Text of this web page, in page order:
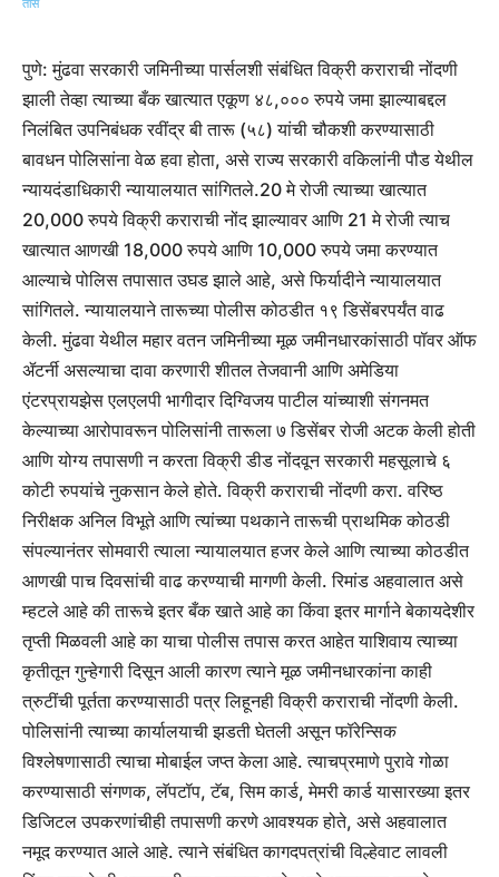
पुणे: मुंढवा सरकारी जमिनीच्या पार्सलशी संबंधित विक्री कराराची नोंदणी
झाली तेव्हा त्याच्या बँक खात्यात एकूण ४८,००० रुपये जमा झाल्याबद्दल
निलंबित उपनिबंधक रवींद्र बी तारू (५८) यांची चौकशी करण्यासाठी
बावधन पोलिसांना वेळ हवा होता, असे राज्य सरकारी वकिलांनी पौड येथील
न्यायदंडाधिकारी न्यायालयात सांगितले.20 मे रोजी त्याच्या खात्यात
20,000 रुपये विक्री कराराची नोंद झाल्यावर आणि 21 मे रोजी त्याच
खात्यात आणखी 18,000 रुपये आणि 10,000 रुपये जमा करण्यात
आल्याचे पोलिस तपासात उघड झाले आहे, असे फिर्यादीने न्यायालयात
सांगितले. न्यायालयाने तारूच्या पोलीस कोठडीत १९ डिसेंबरपर्यंत वाढ
केली.मुंढवा येथील महार वतन जमिनीच्या मूळ जमीनधारकांसाठी पॉवर ऑफ
ॲटर्नी असल्याचा दावा करणारी शीतल तेजवानी आणि अमेडिया
एंटरप्रायझेस एलएलपी भागीदार दिग्विजय पाटील यांच्याशी संगनमत
केल्याच्या आरोपावरून पोलिसांनी तारूला ७ डिसेंबर रोजी अटक केली होती
आणि योग्य तपासणी न करता विक्री डीड नोंदवून सरकारी महसूलाचे ६
कोटी रुपयांचे नुकसान केले होते. विक्री कराराची नोंदणी करा.वरिष्ठ
निरीक्षक अनिल विभूते आणि त्यांच्या पथकाने तारूची प्राथमिक कोठडी
संपल्यानंतर सोमवारी त्याला न्यायालयात हजर केले आणि त्याच्या कोठडीत
आणखी पाच दिवसांची वाढ करण्याची मागणी केली.रिमांड अहवालात असे
म्हटले आहे की तारूचे इतर बँक खाते आहे का किंवा इतर मार्गाने बेकायदेशीर
तृप्ती मिळवली आहे का याचा पोलीस तपास करत आहेत याशिवाय त्याच्या
कृतीतून गुन्हेगारी दिसून आली कारण त्याने मूळ जमीनधारकांना काही
त्रुटींची पूर्तता करण्यासाठी पत्र लिहूनही विक्री कराराची नोंदणी केली.
पोलिसांनी त्याच्या कार्यालयाची झडती घेतली असून फॉरेन्सिक
विश्लेषणासाठी त्याचा मोबाईल जप्त केला आहे. त्याचप्रमाणे पुरावे गोळा
करण्यासाठी संगणक, लॅपटॉप, टॅब, सिम कार्ड, मेमरी कार्ड यासारख्या इतर
डिजिटल उपकरणांचीही तपासणी करणे आवश्यक होते, असे अहवालात
नमूद करण्यात आले आहे. त्याने संबंधित कागदपत्रांची विल्हेवाट लावली